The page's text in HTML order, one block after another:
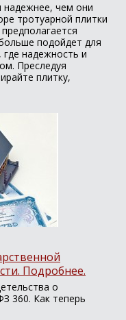
надежнее, чем они
тротуарной плитки
подойдет для
надежность и
Преследуя
плитку,
Подробнее.
о
360. Как теперь